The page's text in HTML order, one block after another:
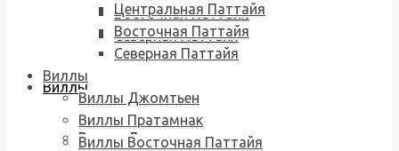
Восточная Паттайя
Северная Паттайя
Виллы
Виллы Джомтьен
Центральная Паттайя
Восточная Паттайя
Северная Паттайя
Виллы
Виллы Джомтьен
Виллы Пратамнак
Виллы Восточная Паттайя